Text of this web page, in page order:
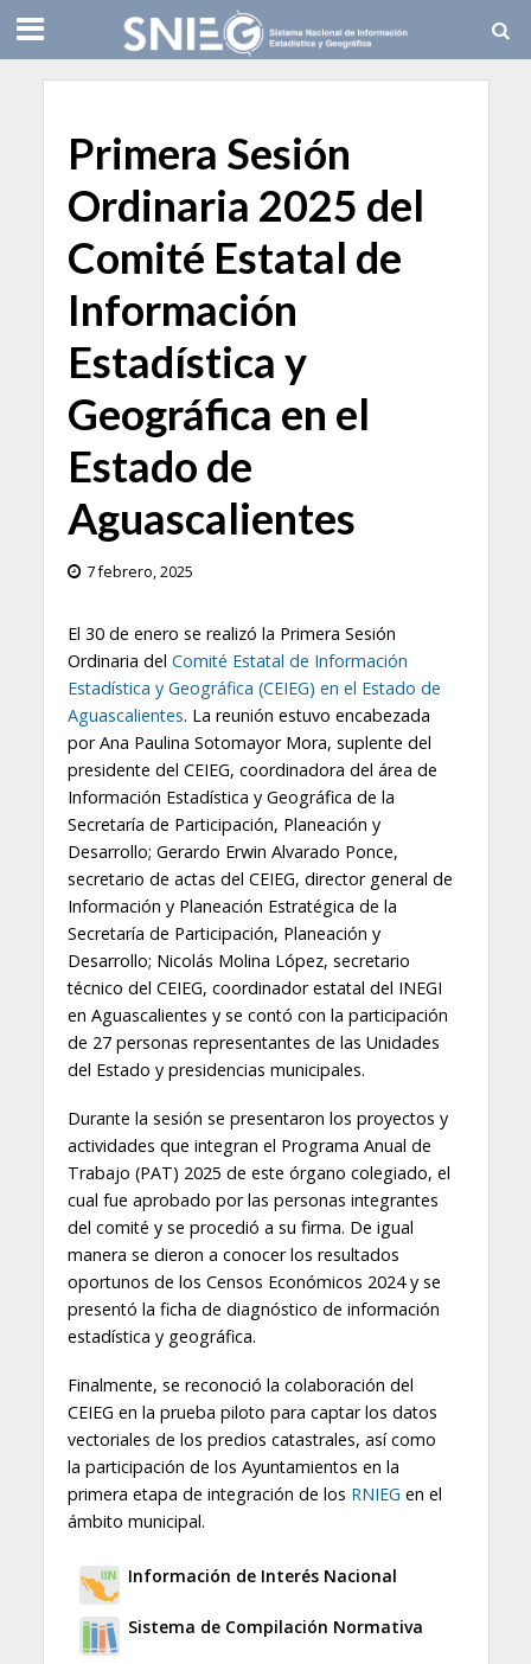
Primera Sesión
Ordinaria 2025 del
Comité Estatal de
Información
Estadística y
Geográfica en el
Estado de
Aguascalientes
7 febrero, 2025
El 30 de enero se realizó la Primera Sesión
Ordinaria del Comité Estatal de Información
Estadística y Geográfica (CEIEG) en el Estado de
Aguascalientes. La reunión estuvo encabezada
por Ana Paulina Sotomayor Mora, suplente del
presidente del CEIEG, coordinadora del área de
Información Estadística y Geográfica de la
Secretaría de Participación, Planeación y
Desarrollo; Gerardo Erwin Alvarado Ponce,
secretario de actas del CEIEG, director general de
Información y Planeación Estratégica de la
Secretaría de Participación, Planeación y
Desarrollo; Nicolás Molina López, secretario
técnico del CEIEG, coordinador estatal del INEGI
en Aguascalientes y se contó con la participación
de 27 personas representantes de las Unidades
del Estado y presidencias municipales.
Durante la sesión se presentaron los proyectos y
actividades que integran el Programa Anual de
Trabajo (PAT) 2025 de este órgano colegiado, el
cual fue aprobado por las personas integrantes
del comité y se procedió a su firma. De igual
manera se dieron a conocer los resultados
oportunos de los Censos Económicos 2024 y se
presentó la ficha de diagnóstico de información
estadística y geográfica.
Finalmente, se reconoció la colaboración del
CEIEG en la prueba piloto para captar los datos
vectoriales de los predios catastrales, así como
la participación de los Ayuntamientos en la
primera etapa de integración de los RNIEG en el
ámbito municipal.
Información de Interés Nacional
Sistema de Compilación Normativa